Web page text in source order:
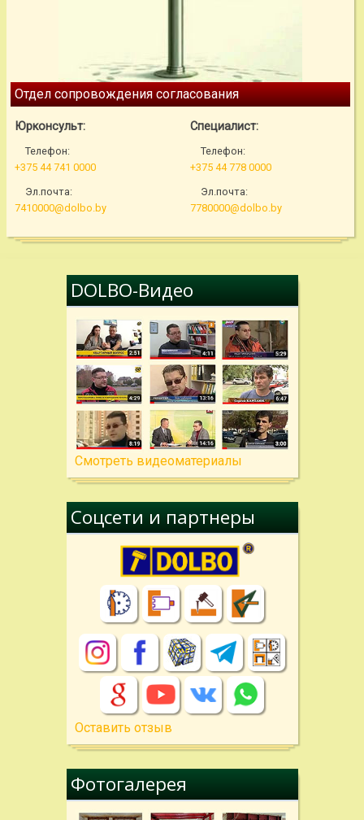
Отдел сопровождения согласования
Юрконсульт:
Телефон:
+375 44 741 0000
Эл.почта:
7410000@dolbo.by
Специалист:
Телефон:
+375 44 778 0000
Эл.почта:
7780000@dolbo.by
DOLBO-Видео
Cмотреть видеоматериалы
Соцсети и партнеры
Оставить отзыв
Фотогалерея